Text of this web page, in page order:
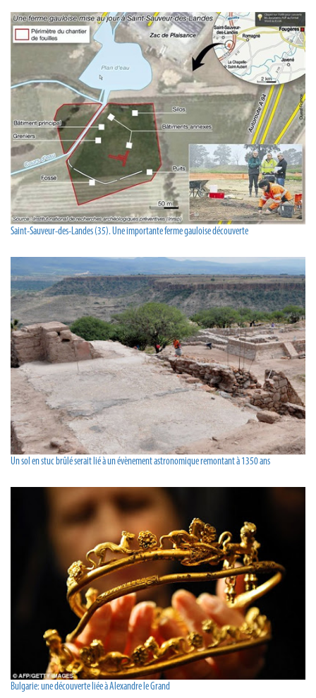
Saint-Sauveur-des-Landes (35). Une importante ferme gauloise découverte
Un sol en stuc brûlé serait lié à un évènement astronomique remontant à 1350 ans
Bulgarie: une découverte liée à Alexandre le Grand